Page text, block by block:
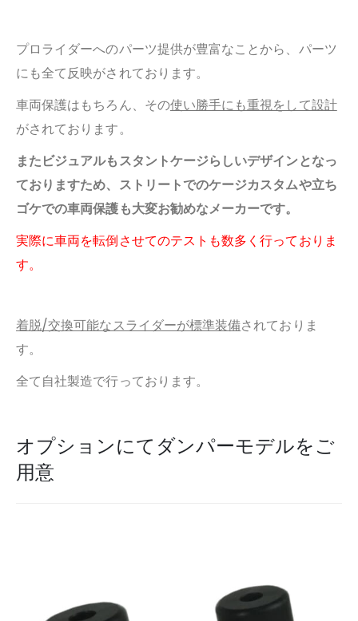
プロライダーへのパーツ提供が豊富なことから、パーツ
にも全て反映がされております。
車両保護はもちろん、その使い勝手にも重視をして設計
がされております。
またビジュアルもスタントケージらしいデザインとなっ
ておりますため、 ストリートでのケージカスタムや立ち
ゴケでの車両保護も大変お勧めなメーカーです。
実際に車両を転倒させてのテストも数多く行っておりま
す。
着脱/交換可能なスライダーが標準装備されておりま
す。
全て自社製造で行っております。
オプションにてダンパーモデルをご
用意